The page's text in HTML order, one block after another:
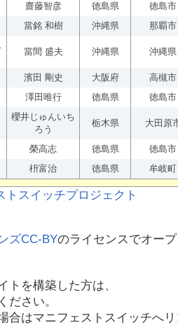
齋藤智彦 徳島県 徳島市
當銘 和樹 沖縄県 那覇市
當間 盛夫 沖縄県 沖縄県
濱田 剛史 大阪府 高槻市
澤田唯行 徳島県 徳島市
櫻井じゅんいち
ろう
栃木県 大田原
榮高志 徳島県 徳島市
枡富治 徳島県 牟岐町
ズCC-BYのライセンスでオー
トを構築した方は、
ださい。
はマニフェストスイッチへリ